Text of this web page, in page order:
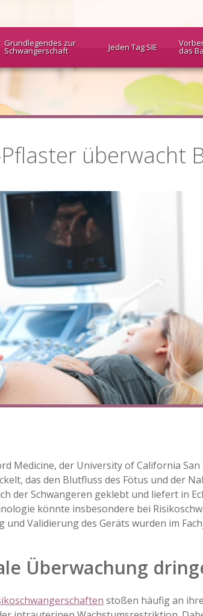
Grundlegendes zur
Schwangerschaft Jeden Tag SIE das
überwacht
Medicine, der University of California
das den Blutfluss des Fötus und der
der Schwangeren geklebt und liefert in
könnte insbesondere bei
und Validierung des Geräts wurden im
Überwachung
stoßen häufig an